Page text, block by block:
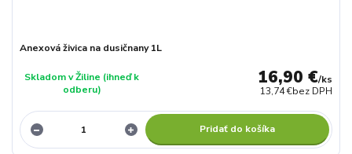
Anexová živica na dusičnany 1L
16,90 €/ks
13,74 €bez DPH
Skladom v Žiline (ihneď k
odberu)
Pridať do košíka